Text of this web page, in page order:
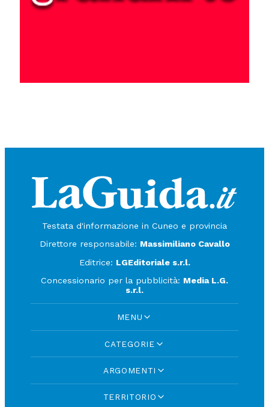
Testata d'informazione in Cuneo e provincia
Direttore responsabile: Massimiliano Cavallo
Editrice: LGEditoriale s.r.l.
Concessionario per la pubblicità: Media L.G.
s.r.l.
MENU
CATEGORIE
ARGOMENTI
TERRITORIO